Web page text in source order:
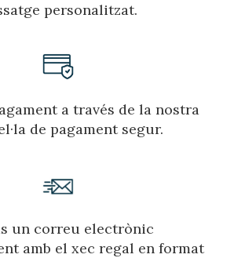
personalitzat.
a través de la nostra
de pagament segur.
un correu electrònic
amb el xec regal en format